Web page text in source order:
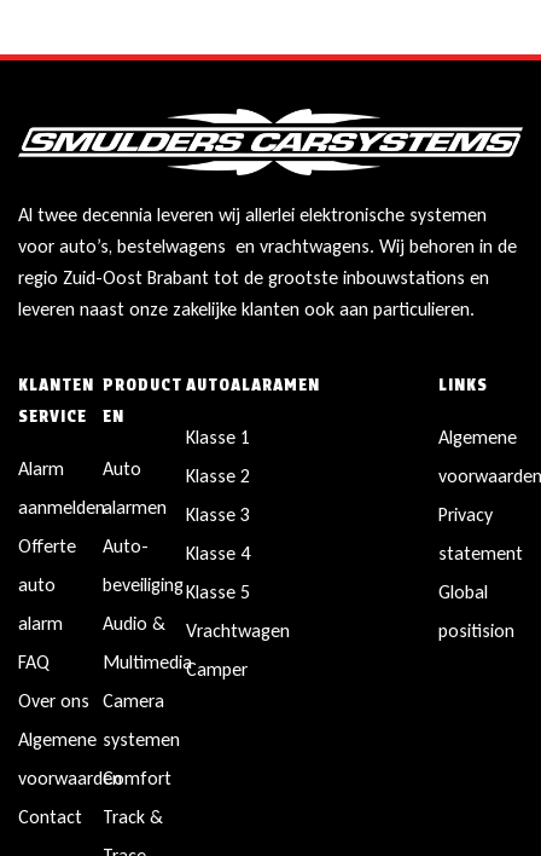
Al twee decennia leveren wij allerlei elektronische systemen
voor auto’s, bestelwagens en vrachtwagens. Wij behoren in de
regio Zuid-Oost Brabant tot de grootste inbouwstations en
leveren naast onze zakelijke klanten ook aan particulieren.
KLANTEN
SERVICE
Alarm
aanmelden
Offerte
auto
alarm
FAQ
Over ons
Algemene
voorwaarden
Contact
PRODUCT
EN
Auto
alarmen
Auto-
beveiliging
Audio &
Multimedia
Camera
systemen
Comfort
Track &
AUTOALARAMEN
Klasse 1
Klasse 2
Klasse 3
Klasse 4
Klasse 5
Vrachtwagen
Camper
LINKS
Algemene
Privacy
statement
Global
positision